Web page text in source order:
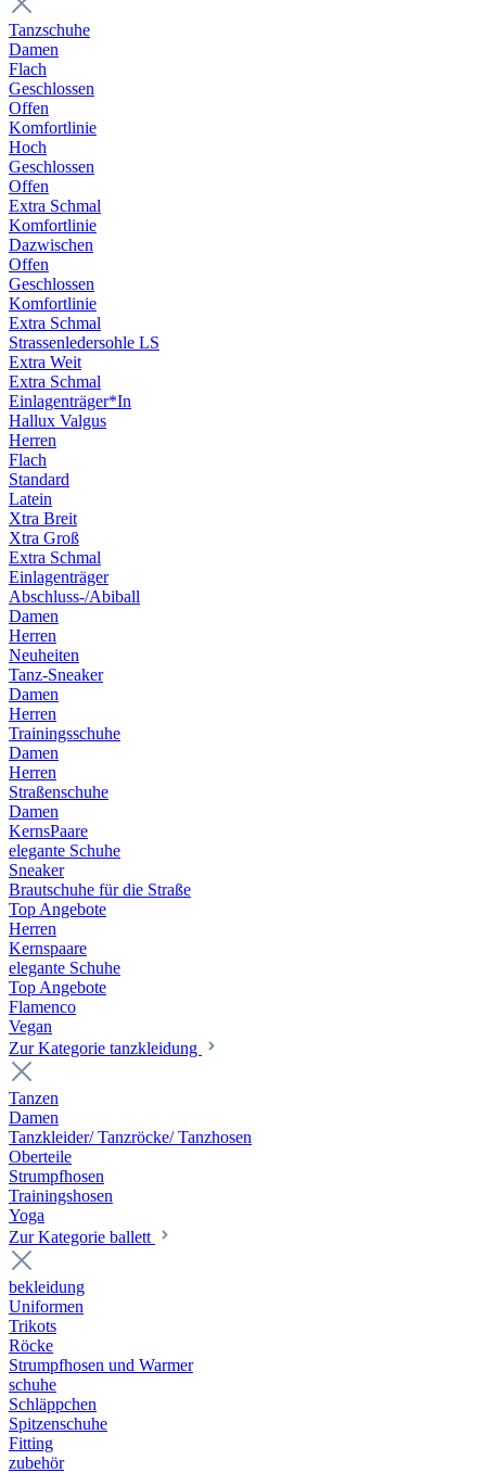
Tanzschuhe
Damen
Flach
Geschlossen
Offen
Komfortlinie
Hoch
Geschlossen
Offen
Extra Schmal
Komfortlinie
Dazwischen
Offen
Geschlossen
Komfortlinie
Extra Schmal
Strassenledersohle LS
Extra Weit
Extra Schmal
Einlagenträger*In
Hallux Valgus
Herren
Flach
Standard
Latein
Xtra Breit
Xtra Groß
Extra Schmal
Einlagenträger
Abschluss-/Abiball
Damen
Herren
Neuheiten
Tanz-Sneaker
Damen
Herren
Trainingsschuhe
Damen
Herren
Straßenschuhe
Damen
KernsPaare
elegante Schuhe
Sneaker
Brautschuhe für die Straße
Top Angebote
Herren
Kernspaare
elegante Schuhe
Top Angebote
Flamenco
Vegan
Zur Kategorie tanzkleidung
Tanzen
Damen
Tanzkleider/ Tanzröcke/ Tanzhosen
Oberteile
Strumpfhosen
Trainingshosen
Yoga
Zur Kategorie ballett
bekleidung
Uniformen
Trikots
Röcke
Strumpfhosen und Warmer
schuhe
Schläppchen
Spitzenschuhe
Fitting
zubehör